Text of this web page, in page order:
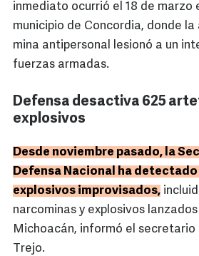
inmediato ocurrió el 18 de marzo
municipio de Concordia, donde
mina antipersonal lesionó a un
fuerzas armadas.
Defensa desactiva 625
explosivos
Desde noviembre pasado, la
Defensa Nacional ha
explosivos improvisados,
narcominas y explosivos
Michoacán, informó el secretario
Trejo.